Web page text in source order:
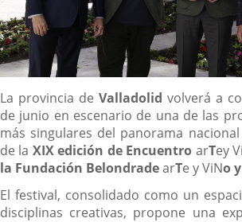
Descripción
La provincia de Valladolid volverá a
de junio en escenario de una de las
más singulares del panorama
de la XIX edición de Encuentro arTey
la Fundación BelondradearTe y ViNo
El festival, consolidado como un
disciplinas creativas, propone una